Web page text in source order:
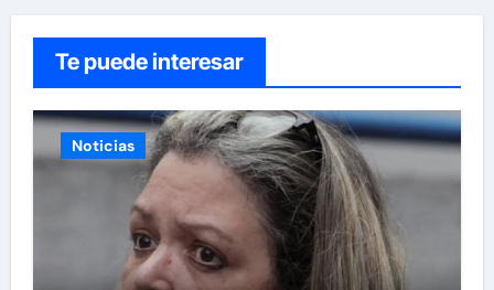
Te puede interesar
Noticias